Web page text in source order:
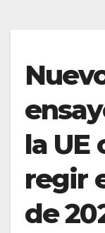
la UE
regir
de